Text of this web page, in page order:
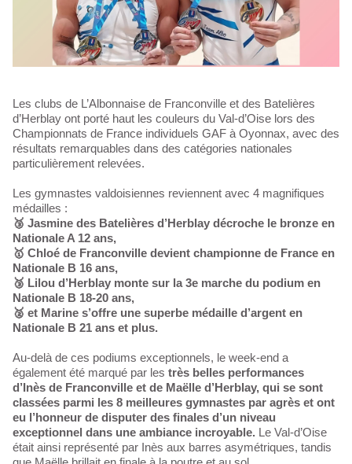
Les clubs de L’Albonnaise de Franconville et des Batelières
d’Herblay ont porté haut les couleurs du Val-d’Oise lors des
Championnats de France individuels GAF à Oyonnax, avec des
résultats remarquables dans des catégories nationales
particulièrement relevées.
Les gymnastes valdoisiennes reviennent avec 4 magnifiques
médailles :
🥉 Jasmine des Batelières d’Herblay décroche le bronze en
Nationale A 12 ans,
🥇 Chloé de Franconville devient championne de France en
Nationale B 16 ans,
🥉 Lilou d’Herblay monte sur la 3e marche du podium en
Nationale B 18-20 ans,
🥈 et Marine s’offre une superbe médaille d’argent en
Nationale B 21 ans et plus.
Au-delà de ces podiums exceptionnels, le week-end a
également été marqué par les très belles performances
d’Inès de Franconville et de Maëlle d’Herblay, qui se sont
classées parmi les 8 meilleures gymnastes par agrès et ont
eu l’honneur de disputer des finales d’un niveau
exceptionnel dans une ambiance incroyable. Le Val-d’Oise
était ainsi représenté par Inès aux barres asymétriques, tandis